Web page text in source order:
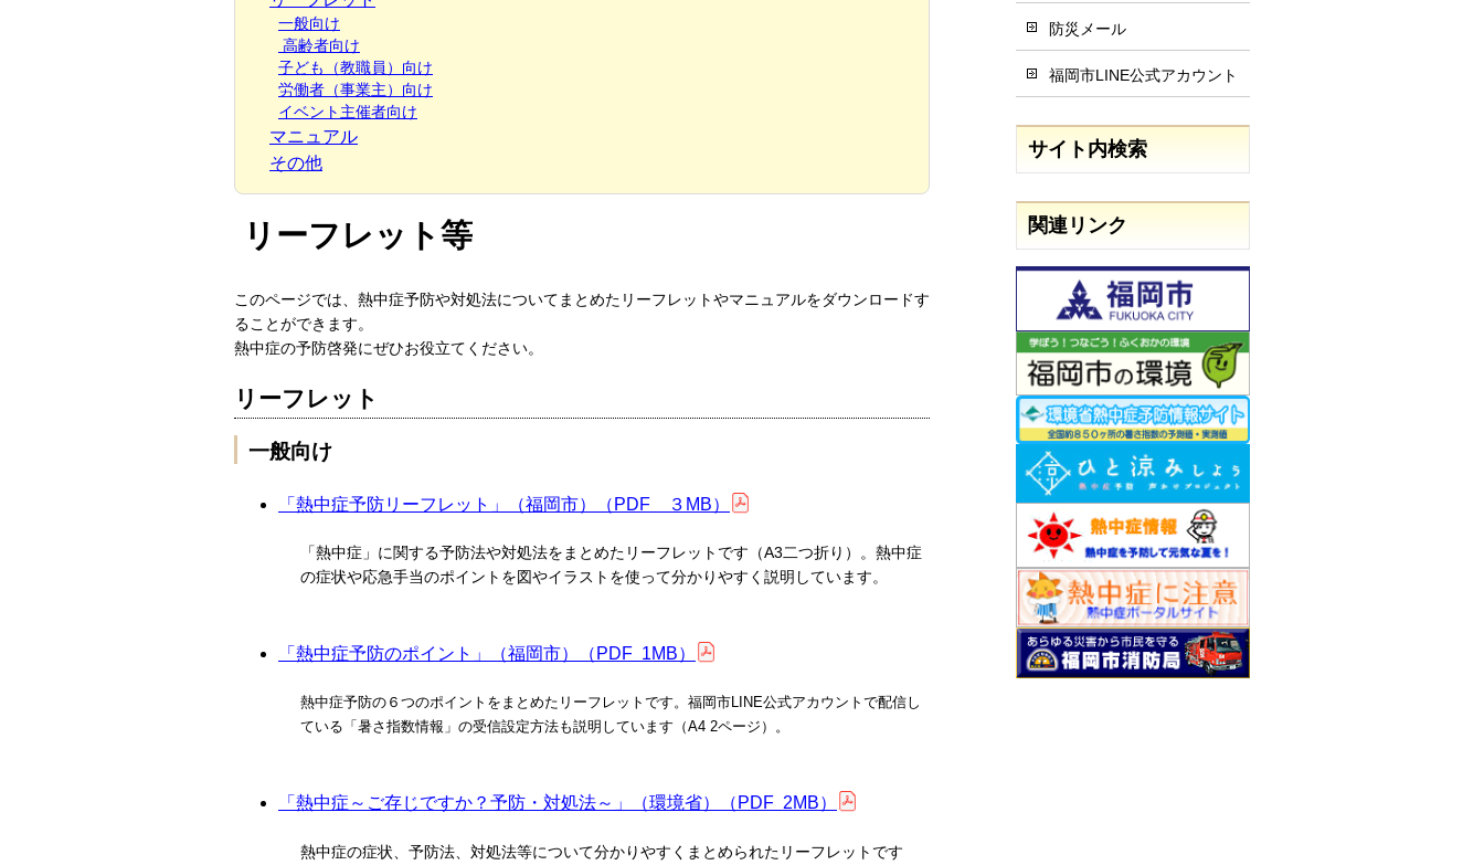
一般向け
高齢者向け
子ども（教職員）向け
労働者（事業主）向け
イベント主催者向け
マニュアル
その他
リーフレット等
このページでは、熱中症予防や対処法についてまとめたリーフレットやマニュアルをダウンロードす
ることができます。
熱中症の予防啓発にぜひお役立てください。
リーフレット
一般向け
「熱中症予防リーフレット」（福岡市）（PDF ３MB）
「熱中症」に関する予防法や対処法をまとめたリーフレットです（A3二つ折り）。熱中症
の症状や応急手当のポイントを図やイラストを使って分かりやすく説明しています。
「熱中症予防のポイント」（福岡市）（PDF 1MB）
熱中症予防の６つのポイントをまとめたリーフレットです。福岡市LINE公式アカウントで配信し
ている「暑さ指数情報」の受信設定方法も説明しています（A4 2ページ）。
「熱中症～ご存じですか？予防・対処法～」（環境省）（PDF 2MB）
熱中症の症状、予防法、対処法等について分かりやすくまとめられたリーフレットです
防災メール
福岡市LINE公式アカウント
サイト内検索
関連リンク